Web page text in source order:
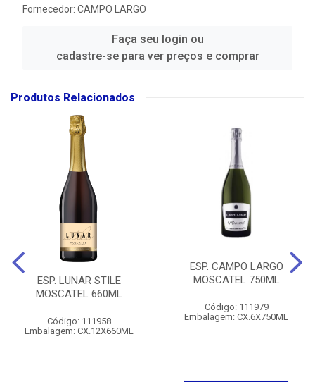
Fornecedor: CAMPO LARGO
Faça seu login ou
cadastre-se para ver preços e comprar
Produtos Relacionados
ESP. LUNAR STILE
MOSCATEL 660ML
Código: 111958
Embalagem: CX.12X660ML
ESP. CAMPO LARGO
MOSCATEL 750ML
Código: 111979
Embalagem: CX.6X750ML